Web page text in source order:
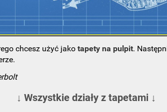
chcesz użyć jakotapety na pulpit.
↓ Wszystkie działy z tapetami ↓